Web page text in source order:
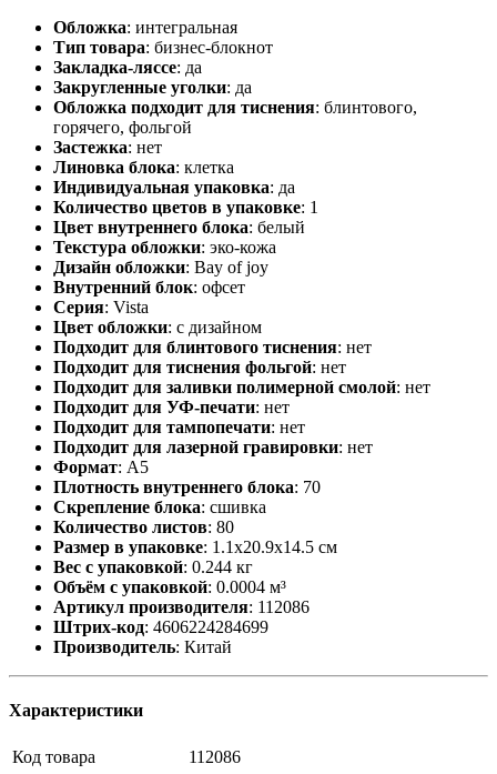
Обложка: интегральная
Тип товара: бизнес-блокнот
Закладка-ляссе: да
Закругленные уголки: да
Обложка подходит для тиснения: блинтового,
горячего, фольгой
Застежка: нет
Линовка блока: клетка
Индивидуальная упаковка: да
Количество цветов в упаковке: 1
Цвет внутреннего блока: белый
Текстура обложки: эко-кожа
Дизайн обложки: Bay of joy
Внутренний блок: офсет
Серия: Vista
Цвет обложки: с дизайном
Подходит для блинтового тиснения: нет
Подходит для тиснения фольгой: нет
Подходит для заливки полимерной смолой: нет
Подходит для УФ-печати: нет
Подходит для тампопечати: нет
Подходит для лазерной гравировки: нет
Формат: А5
Плотность внутреннего блока: 70
Скрепление блока: сшивка
Количество листов: 80
Размер в упаковке: 1.1x20.9x14.5 см
Вес с упаковкой: 0.244 кг
Объём с упаковкой: 0.0004 м³
Артикул производителя: 112086
Штрих-код: 4606224284699
Производитель: Китай
Характеристики
Код товара
112086